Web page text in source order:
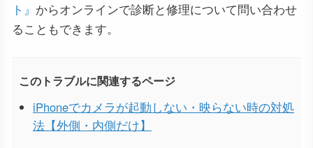
ト』 からオンラインで診断と修理について問い合わせ
ることもできます。
このトラブルに関連するページ
iPhoneでカメラが起動しない・映らない時の対処
法【外側・内側だけ】